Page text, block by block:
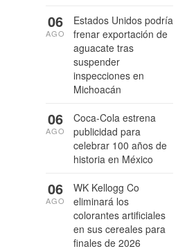
Estados Unidos podría
frenar exportación de
aguacate tras
suspender
inspecciones en
Michoacán
06
AGO
Coca-Cola estrena
publicidad para
celebrar 100 años de
historia en México
06
AGO
WK Kellogg Co
eliminará los
colorantes artificiales
en sus cereales para
finales de 2026
06
AGO